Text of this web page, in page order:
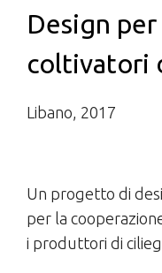
Design
coltivatori
Libano, 2017
Un progetto di
per la
i produttori di